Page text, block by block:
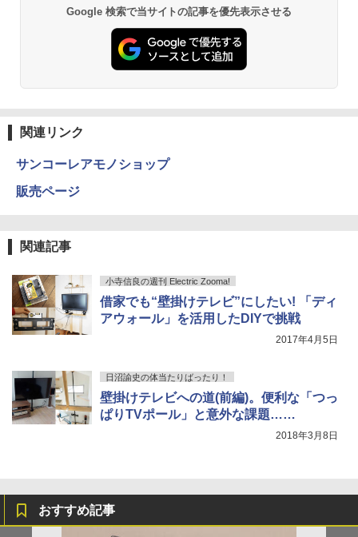
Google 検索で当サイトの記事を優先表示させる
関連リンク
サンコーレアモノショップ
販売ページ
関連記事
小寺信良の週刊 Electric Zooma!
借家でも“壁掛けテレビ”にしたい! 「ディ
アウォール」を活用したDIYで挑戦
2017年4月5日
日沼諭史の体当たりばったり！
壁掛けテレビへの道(前編)。便利な「つっ
ぱりTVポール」と意外な課題……
2018年3月8日
おすすめ記事